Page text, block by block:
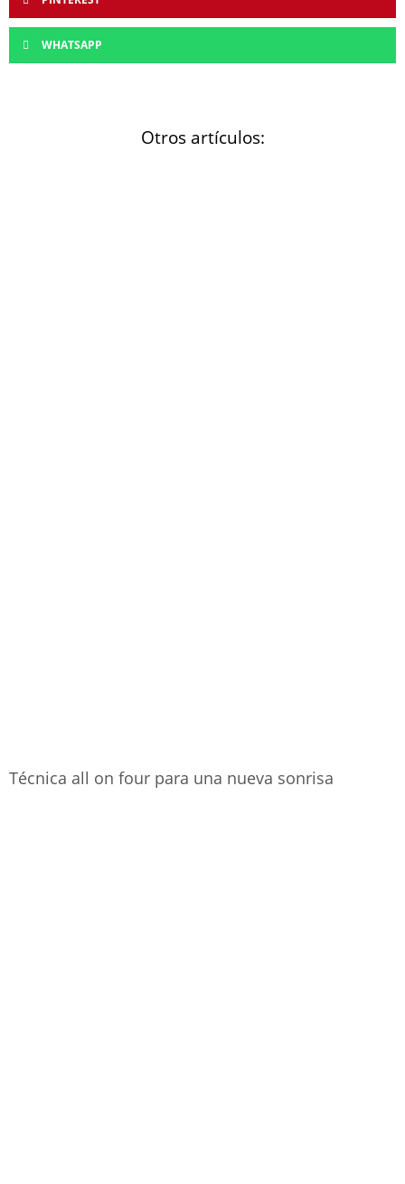
WHATSAPP
Otros artículos:
Técnica all on four para una nueva sonrisa